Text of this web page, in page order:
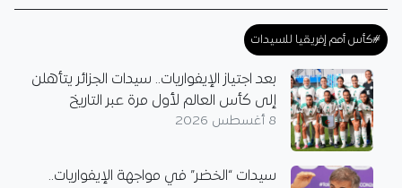
#كأس أمم إفريقيا للسيدات
بعد اجتياز الإيفواريات.. سيدات الجزائر يتأهلن
إلى كأس العالم لأول مرة عبر التاريخ
8 أغسطس 2026
سيدات “الخضر” في مواجهة الإيفواريات..